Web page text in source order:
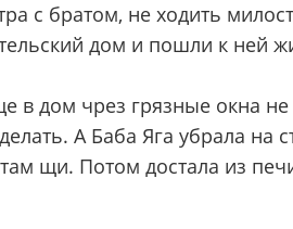
с братом, не ходить
дом и пошли к ней
в дом чрез грязные окна не
А Баба Яга убрала на
щи. Потом достала из